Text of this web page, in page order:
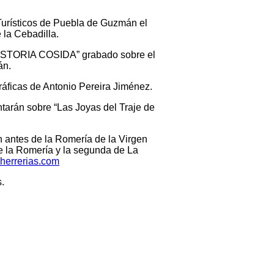
de Puebla de Guzmán el
la Cebadilla.
COSIDA” grabado sobre el
de Antonio Pereira Jiménez.
sobre “Las Joyas del Traje de
de la Romería de la Virgen
la Romería y la segunda de La